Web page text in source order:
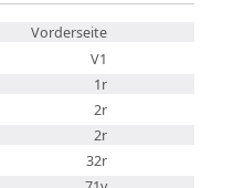
Vorderseite
V1
1r
2r
2r
32r